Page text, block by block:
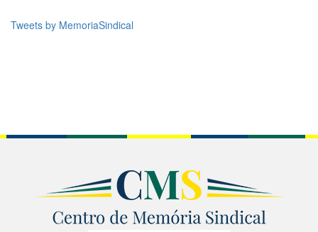
Tweets by MemoriaSindical